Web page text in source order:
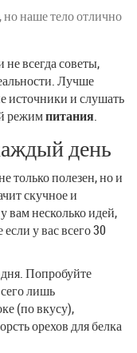
наше тело отлично
всегда советы,
Лучше
источники и слушать
режимпитания.
день
только полезен, но и
скучное и
вам несколько идей,
у вас всего 30
Попробуйте
лишь
(по вкусу),
орехов для белка